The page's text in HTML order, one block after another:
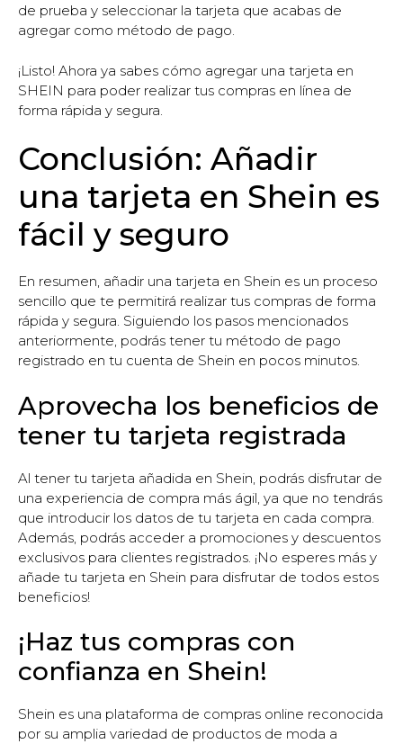
de prueba y seleccionar la tarjeta que acabas de
agregar como método de pago.
¡Listo! Ahora ya sabes cómo agregar una tarjeta en
SHEIN para poder realizar tus compras en línea de
forma rápida y segura.
Conclusión: Añadir
una tarjeta en Shein es
fácil y seguro
En resumen, añadir una tarjeta en Shein es un proceso
sencillo que te permitirá realizar tus compras de forma
rápida y segura. Siguiendo los pasos mencionados
anteriormente, podrás tener tu método de pago
registrado en tu cuenta de Shein en pocos minutos.
Aprovecha los beneficios de
tener tu tarjeta registrada
Al tener tu tarjeta añadida en Shein, podrás disfrutar de
una experiencia de compra más ágil, ya que no tendrás
que introducir los datos de tu tarjeta en cada compra.
Además, podrás acceder a promociones y descuentos
exclusivos para clientes registrados. ¡No esperes más y
añade tu tarjeta en Shein para disfrutar de todos estos
beneficios!
¡Haz tus compras con
confianza en Shein!
Shein es una plataforma de compras online reconocida
por su amplia variedad de productos de moda a